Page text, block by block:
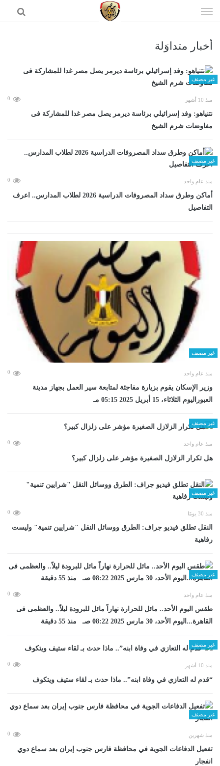
الى
أخبار متداوَلة
غير مصنف
منذ 10 أشهر 0
نتنياهو: وفد إسرائيلي برئاسة ديرمر يصل مصر غدا للمشاركة فى
مفاوضات شرم الشيخ
غير مصنف
منذ عام واحد 0
أماكن وطرق سداد المصروفات الدراسية 2026 لطلاب المدارس.. اعرف
التفاصيل
غير مصنف
منذ عام واحد 0
وزير الإسكان يقوم بزيارة مفاجئة لمتابعة سير العمل بجهاز مدينة
العبوراليوم الثلاثاء، 15 أبريل 2025 05:15 مـ
غير مصنف
منذ عام واحد 0
هل تكرار الزلازل الصغيرة مؤشر على زلزال كبير؟
غير مصنف
منذ 30 يومًا 0
​النقل تطلق فيديو جراف: الطرق ووسائل النقل "شرايين تنمية" وليست
رفاهية
غير مصنف
منذ عام واحد 0
طقس اليوم الأحد.. مائل للحرارة نهاراً مائل للبرودة ليلاً.. والعظمى فى
القاهرة...اليوم الأحد، 30 مارس 2025 08:22 صـ منذ 55 دقيقة
غير مصنف
منذ 10 أشهر 0
“قدم له التعازي في وفاة ابنه”.. ماذا حدث بـ لقاء ستيف ويتكوف
غير مصنف
منذ شهرين 0
تفعيل الدفاعات الجوية في محافظة فارس جنوب إيران بعد سماع دوي
انفجار